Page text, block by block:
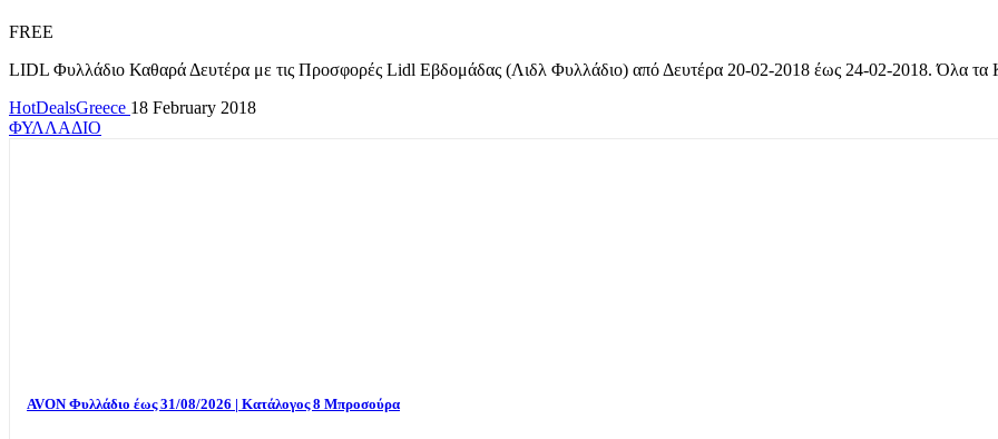
FREE
LIDL Φυλλάδιο Καθαρά Δευτέρα με τις Προσφορές Lidl Εβδομάδας (Λιδλ Φυλλάδιο) από Δευτέρα 20-02-2018 έως 24-02-2018. Όλα τα
HotDealsGreece 18 February 2018
ΦΥΛΛΑΔΙΟ
AVON Φυλλάδιο έως 31/08/2026 | Κατάλογος 8 Μπροσούρα